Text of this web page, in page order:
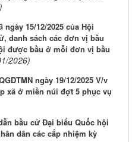
ngày 15/12/2025 của Hội
danh sách các đơn vị bầu
được bầu ở mỗi đơn vị bầu
2026)
ngày 19/12/2025 V/v
xã ở miền núi đợt 5 phục vụ
bầu cử Đại biểu Quốc hội
dân các cấp nhiệm kỳ